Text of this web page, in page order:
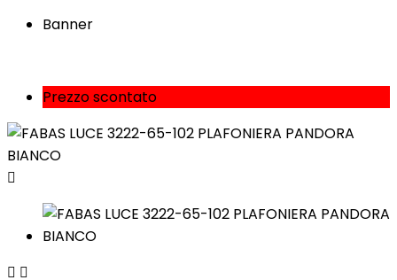
Banner
Prezzo scontato

 